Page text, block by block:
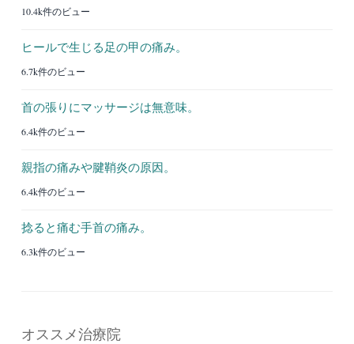
10.4k件のビュー
ヒールで生じる足の甲の痛み。
6.7k件のビュー
首の張りにマッサージは無意味。
6.4k件のビュー
親指の痛みや腱鞘炎の原因。
6.4k件のビュー
捻ると痛む手首の痛み。
6.3k件のビュー
オススメ治療院